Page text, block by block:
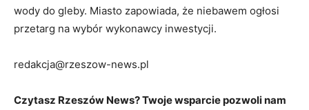
wody do gleby. Miasto zapowiada, że niebawem ogłosi
przetarg na wybór wykonawcy inwestycji.
redakcja@rzeszow-news.pl
Czytasz Rzeszów News? Twoje wsparcie pozwoli nam